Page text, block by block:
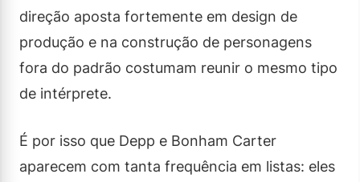
direção aposta fortemente em design de
produção e na construção de personagens
fora do padrão costumam reunir o mesmo tipo
de intérprete.
É por isso que Depp e Bonham Carter
aparecem com tanta frequência em listas: eles